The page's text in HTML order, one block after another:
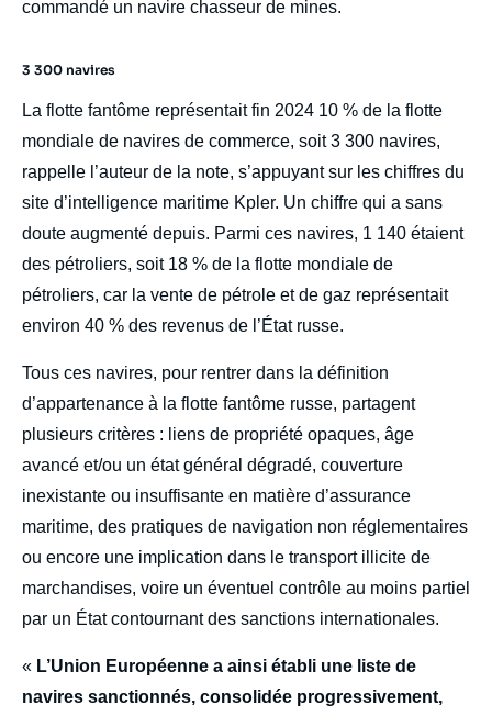
commandé un navire chasseur de mines.
3 300 navires
La flotte fantôme représentait fin 2024 10 % de la flotte
mondiale de navires de commerce, soit 3 300 navires,
rappelle l’auteur de la note, s’appuyant sur les chiffres du
site d’intelligence maritime Kpler. Un chiffre qui a sans
doute augmenté depuis. Parmi ces navires, 1 140 étaient
des pétroliers, soit 18 % de la flotte mondiale de
pétroliers, car la vente de pétrole et de gaz représentait
environ 40 % des revenus de l’État russe.
Tous ces navires, pour rentrer dans la définition
d’appartenance à la flotte fantôme russe, partagent
plusieurs critères : liens de propriété opaques, âge
avancé et/ou un état général dégradé, couverture
inexistante ou insuffisante en matière d’assurance
maritime, des pratiques de navigation non réglementaires
ou encore une implication dans le transport illicite de
marchandises, voire un éventuel contrôle au moins partiel
par un État contournant des sanctions internationales.
« L’Union Européenne a ainsi établi une liste de
navires sanctionnés, consolidée progressivement,